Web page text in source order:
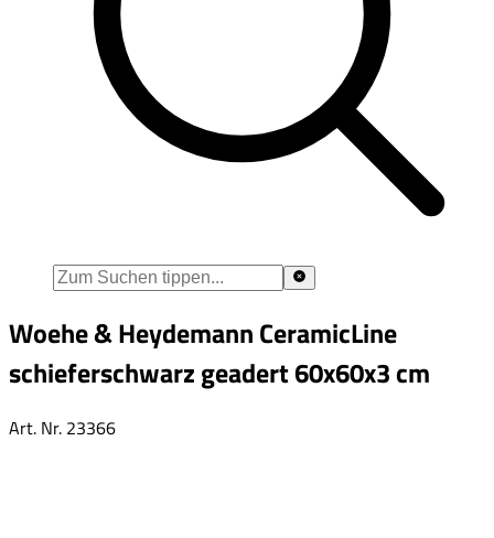
Woehe & Heydemann CeramicLine
schieferschwarz geadert 60x60x3 cm
Art. Nr. 23366